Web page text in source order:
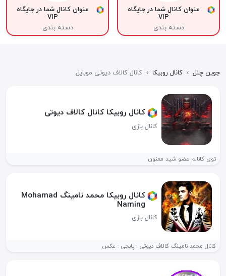
عنوان کانال شما در جایگاه
VIP
دسته بندی
عنوان کانال شما در جایگاه
VIP
دسته بندی
جوین چنل › کانال روبیکا › کانال کالاف دیوتی موبایل
کانال روبیکا کانال کالاف دیوتی
کانال بازی
توی کانالم عضو شید ممنون
کانال روبیکا محمد نامینگ Mohamad
Naming
کانال بازی
کانال محمد نامینگ کالاف دیوتی : پابجی : عکس